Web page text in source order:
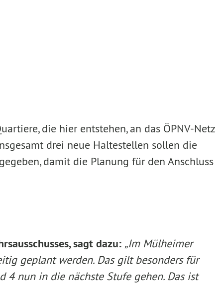
die hier entstehen, an das ÖPNV-Netz
drei neue Haltestellen sollen die
damit die Planung für den Anschluss
sagt dazu: „Im Mülheimer
geplant werden. Das gilt besonders für
4 nun in die nächste Stufe gehen. Das ist